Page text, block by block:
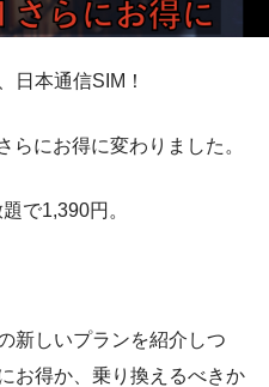
日本通信SIM！
らにお得に変わりました。
で1,390円。
新しいプランを紹介しつ
お得か、乗り換えるべきか